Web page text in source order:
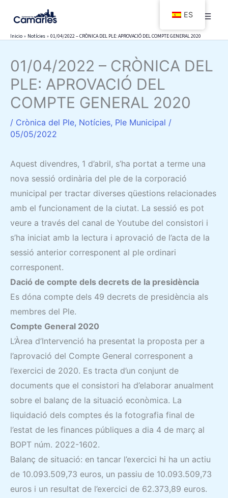
contenido
Inicio Notícies 01/04/2022 – CRÒNICA DEL PLE: APROVACIÓ DEL COMPTE GENERAL 2020
01/04/2022 – CRÒNICA DEL
PLE: APROVACIÓ DEL
COMPTE GENERAL 2020
/ Crònica del Ple, Notícies, Ple Municipal /
05/05/2022
Aquest divendres, 1 d’abril, s’ha portat a terme una
nova sessió ordinària del ple de la corporació
municipal per tractar diverses qüestions relacionades
amb el funcionament de la ciutat. La sessió es pot
veure a través del canal de Youtube del consistori i
s’ha iniciat amb la lectura i aprovació de l’acta de la
sessió anterior corresponent al ple ordinari
corresponent.
Dació de compte dels decrets de la presidència
Es dóna compte dels 49 decrets de presidència als
membres del Ple.
Compte General 2020
L’Àrea d’Intervenció ha presentat la proposta per a
l’aprovació del Compte General corresponent a
l’exercici de 2020. Es tracta d’un conjunt de
documents que el consistori ha d’elaborar anualment
sobre el balanç de la situació econòmica. La
liquidació dels comptes és la fotografia final de
l’estat de les finances públiques a dia 4 de març al
BOPT núm. 2022-1602.
Balanç de situació: en tancar l’exercici hi ha un actiu
de 10.093.509,73 euros, un passiu de 10.093.509,73
euros i un resultat de l’exercici de 62.373,89 euros.
ES